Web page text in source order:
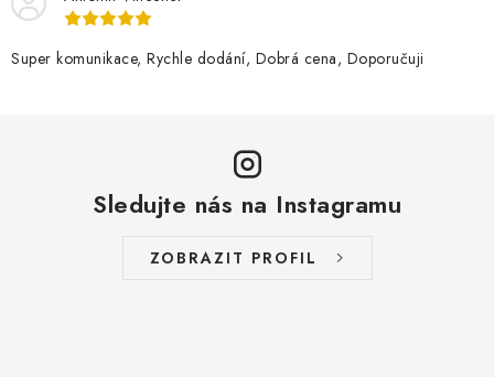
Super komunikace, Rychle dodání, Dobrá cena, Doporučuji
Sledujte nás na Instagramu
ZOBRAZIT PROFIL